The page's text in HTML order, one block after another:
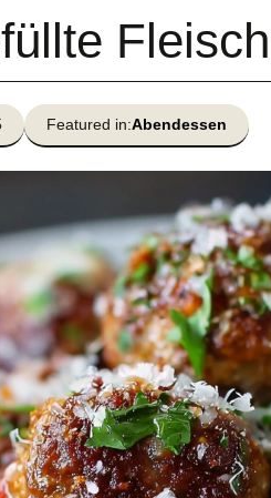
Featured in:Abendessen